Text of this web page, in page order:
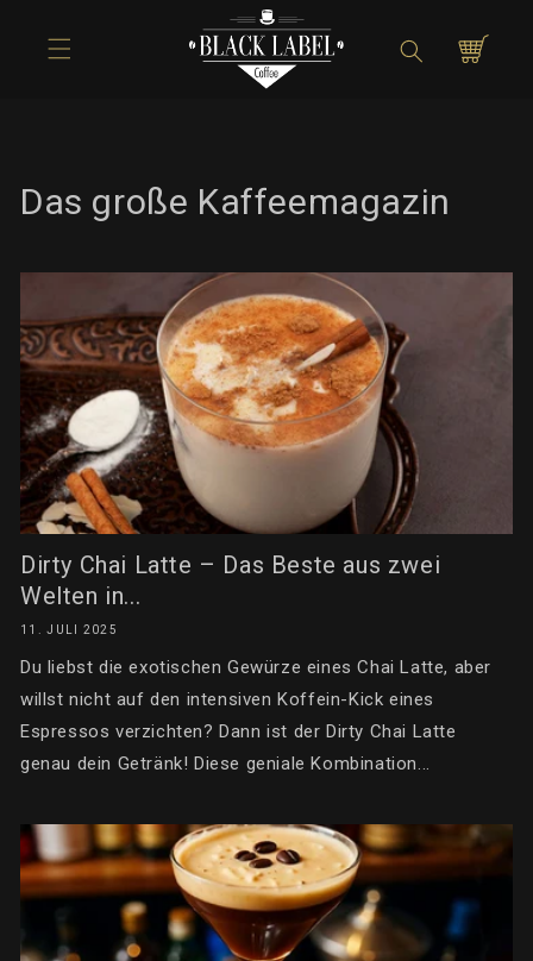
Inhalt
Warenkorb
Das große Kaffeemagazin
Dirty Chai Latte – Das Beste aus zwei
Welten in...
11. JULI 2025
Du liebst die exotischen Gewürze eines Chai Latte, aber
willst nicht auf den intensiven Koffein-Kick eines
Espressos verzichten? Dann ist der Dirty Chai Latte
genau dein Getränk! Diese geniale Kombination...